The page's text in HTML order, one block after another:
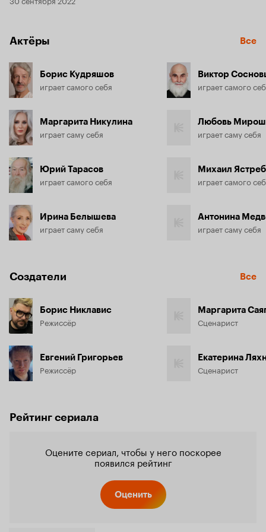
Актёры Все
Борис Кудряшов
играет самого себя
Маргарита Никулина
играет саму себя
Юрий Тарасов
играет самого себя
Ирина Белышева
играет саму себя
Виктор
играет самого
Любовь
играет саму себя
Михаил
играет самого
Антонина
играет саму себя
Создатели Все
Борис Никлавис
Режиссёр
Евгений Григорьев
Режиссёр
Маргарита
Сценарист
Екатерина
Сценарист
Рейтинг сериала
Оцените сериал, чтобы у него поскорее
появился рейтинг
Оценить